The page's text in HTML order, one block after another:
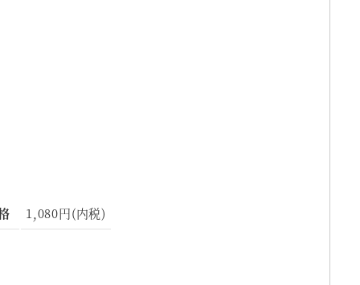
1,080円(内税)